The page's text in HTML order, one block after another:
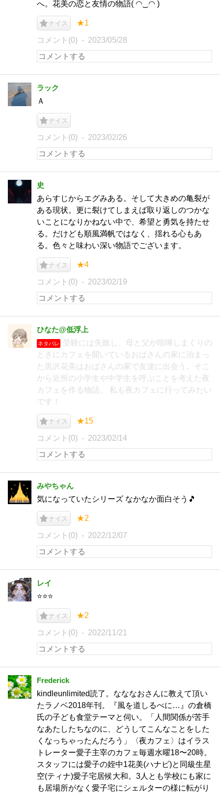
へ。花美の恋と友情の物語( ◠‿◠ )
ナイス ★1
コメント(0) 2023/05/28
ラック
Ａ
ナイス
コメント(0) 2023/02/26
史
あらすじからエグみある。そして大きめの亀裂が
ある現状。更に裂けてしまえば取り返しのつかな
いことになりかねない中で、希望と勇気を持たせ
る。だけども順風満帆ではなく、揺れる心もあ
る。色々と味わい深い物語でございます。
ナイス ★4
コメント(0) 2023/02/19
ひなた@低浮上
ネタバレ
受験には失敗し、母と父が喧嘩しまくりの
ときにカフェを開いているおばさんの家に泊まっ
た黒沢花美はおばさんの家で友達に出会う。そこ
から近所の小学生や中学生を呼ぶことを考えた夜
カフェを作る物語。 私も夜カフェに行ってみたい
です！
ナイス ★15
コメント(0) 2023/02/14
みやちゃん
気になっていたシリーズ なかなか面白そう🎵
ナイス ★2
コメント(0) 2022/12/07
レイ
⭐️⭐️⭐️
ナイス ★2
コメント(0) 2022/11/21
Frederick
kindleunlimited読了。なななおさんに教えて頂い
たラノベ2018年刊。『風を道しるべに…』の倉橋
氏の子ども食堂テーマと伺い。「人間関係が苦手
なあたしたちなのに、どうしてこんなことをした
くなっちゃったんだろう」〈夜カフェ〉はイラス
トレーター愛子主宰のカフェ毎週水曜18〜20時。
スタッフには愛子の姪中1花美(ハナビ)と同級生星
空(ティナ)愛子宅居候大和。3人とも学校にも家に
も居場所がなく愛子宅にシェルターの様に転がり